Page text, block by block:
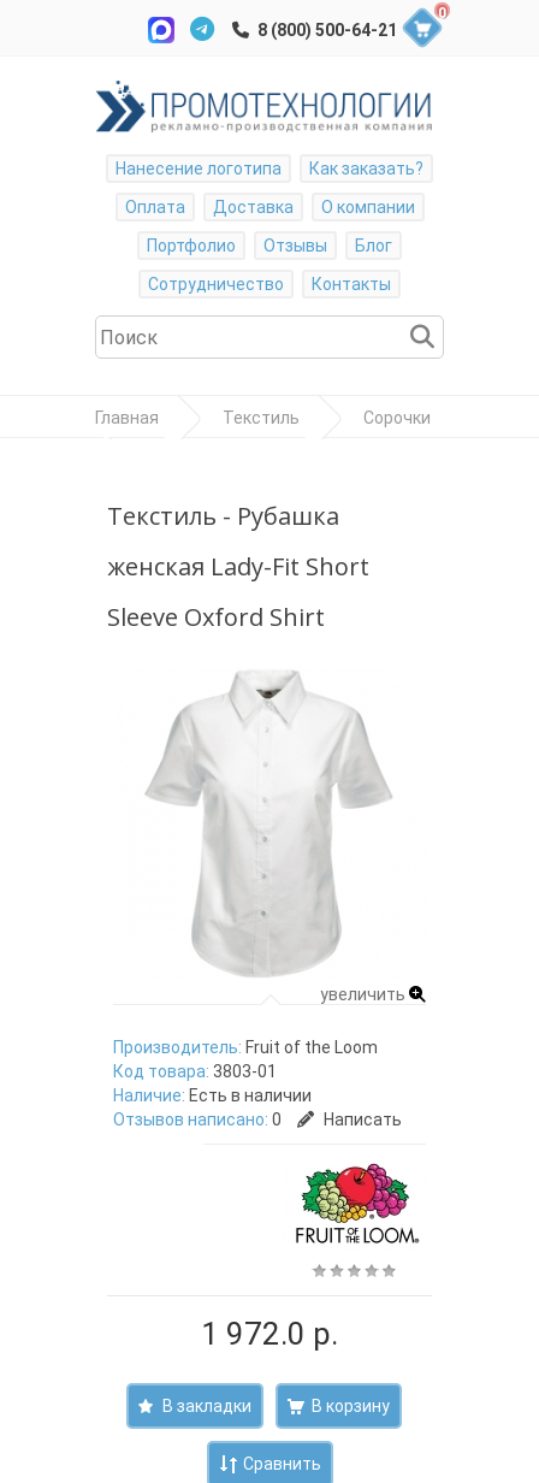
0
Нанесение логотипа
Как заказать?
Оплата
Доставка
О компании
Портфолио
Отзывы
Блог
Сотрудничество
Контакты
Главная Текстиль Сорочки
Oxford Shirt"
Текстиль - Рубашка
женская Lady-Fit Short
Sleeve Oxford Shirt
увеличить
Производитель: Fruit of the Loom
Код товара: 3803-01
Наличие: Есть в наличии
Отзывов написано: 0 Написать
1 972.0 р.
В закладки
Сравнить